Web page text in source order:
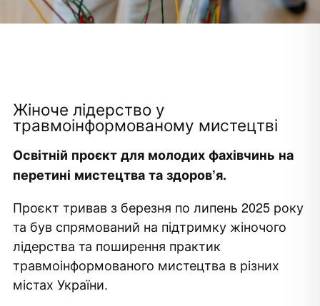
Жіноче лідерство у
травмоінформованому мистецтві
Освітній проєкт для молодих фахівчинь на
перетині мистецтва та здоров’я.
Проєкт тривав з березня по липень 2025 року
та був спрямований на підтримку жіночого
лідерства та поширення практик
травмоінформованого мистецтва в різних
містах України.